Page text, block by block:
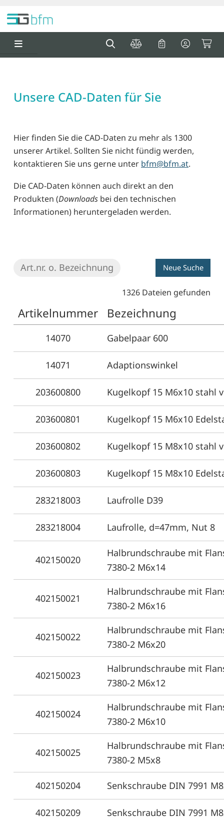
Unsere CAD-Daten für Sie
Hier finden Sie die CAD-Daten zu mehr als 1300
unserer Artikel. Sollten Sie nicht fündig werden,
kontaktieren Sie uns gerne unter bfm@bfm.at.
Die CAD-Daten können auch direkt an den
Produkten (Downloads bei den technischen
Informationen) heruntergeladen werden.
Neue Suche
1326 Dateien gefunden
Artikelnummer Bezeichnung
14070 Gabelpaar 600
14071 Adaptionswinkel
203600800 Kugelkopf 15 M6x10 stahl
203600801 Kugelkopf 15 M6x10
203600802 Kugelkopf 15 M8x10 stahl
203600803 Kugelkopf 15 M8x10
283218003 Laufrolle D39
283218004 Laufrolle, d=47mm, Nut 8
402150020
Halbrundschraube mit
7380-2 M6x14
402150021
Halbrundschraube mit
7380-2 M6x16
402150022
Halbrundschraube mit
7380-2 M6x20
402150023
Halbrundschraube mit
7380-2 M6x12
402150024
Halbrundschraube mit
7380-2 M6x10
402150025
Halbrundschraube mit
7380-2 M5x8
402150204 Senkschraube DIN 7991
402150209 Senkschraube DIN 7991